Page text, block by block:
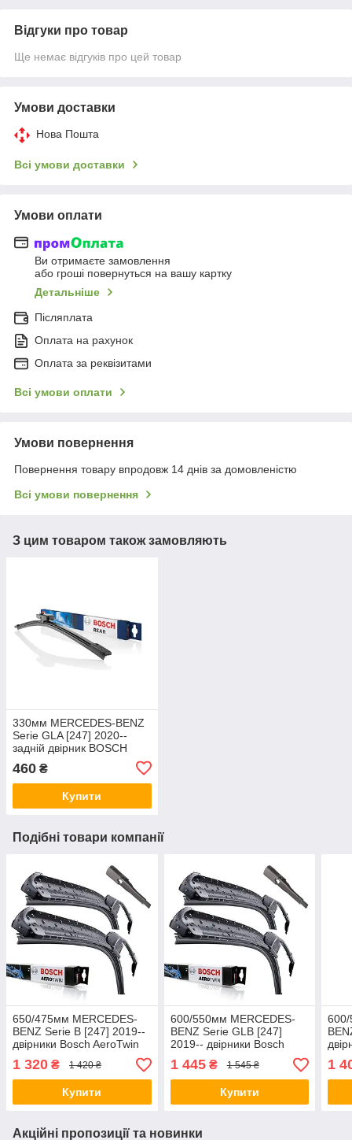
Відгуки про товар
Ще немає відгуків про цей товар
Умови доставки
Нова Пошта
Всі умови доставки
Умови оплати
Ви отримаєте замовлення
або гроші повернуться на вашу картку
Детальніше
Післяплата
Оплата на рахунок
Оплата за реквізитами
Всі умови оплати
Умови повернення
Повернення товару впродовж 14 днів за домовленістю
Всі умови повернення
З цим товаром також замовляють
330мм MERCEDES-BENZ
Serie GLA [247] 2020--
задній двірник BOSCH
460 ₴
Купити
Подібні товари компанії
650/475мм MERCEDES-
BENZ Serie B [247] 2019--
двірники Bosch AeroTwin
Склоочисники
1 320 ₴ 1 420 ₴
Купити
600/550мм MERCEDES-
BENZ Serie GLB [247]
2019-- двірники Bosch
AeroTwin Склоочисники
1 445₴ 1 545 ₴
Купити
1
Акційні пропозиції та новинки